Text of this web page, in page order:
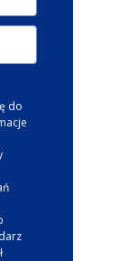
do